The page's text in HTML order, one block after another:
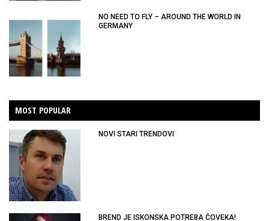
NO NEED TO FLY – AROUND THE WORLD IN
GERMANY
MOST POPULAR
NOVI STARI TRENDOVI
BREND JE ISKONSKA POTREBA ČOVEKA!